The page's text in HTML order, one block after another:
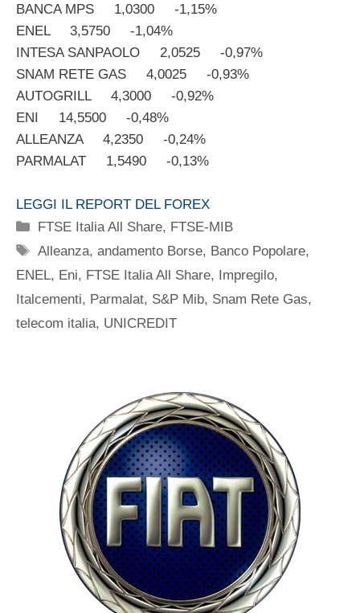
BANCA MPS 1,0300 -1,15%
ENEL 3,5750 -1,04%
INTESA SANPAOLO 2,0525 -0,97%
SNAM RETE GAS 4,0025 -0,93%
AUTOGRILL 4,3000 -0,92%
ENI 14,5500 -0,48%
ALLEANZA 4,2350 -0,24%
PARMALAT 1,5490 -0,13%
LEGGI IL REPORT DEL FOREX
Categorie
FTSE Italia All Share, FTSE-MIB
Tag
Alleanza,andamento Borse, Banco Popolare,
ENEL, Eni, FTSE Italia All Share, Impregilo,
Italcementi, Parmalat, S&P Mib, Snam Rete Gas,
telecom italia, UNICREDIT